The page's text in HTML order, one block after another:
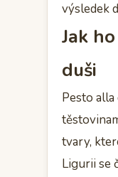
výsledek
Jak
duši
Pesto
tvary,
Ligurii se